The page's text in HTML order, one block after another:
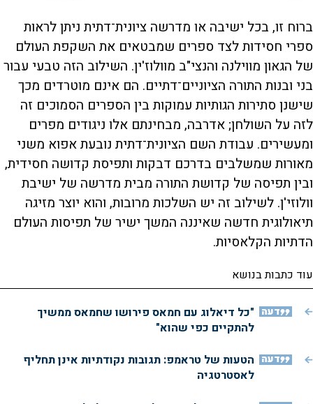
ברוח זו, בכל ישיבה או מדרשה ציונית־דתית ניתן לראות
ספרי חסידות לצד ספרים שמבטאים את השקפת העולם
של הגאון מווילנה והנצי"ב מוולוז'ין. השילוב הזה טבעי עבור
בני ובנות התורה הציוניים־דתיים. הם אינם מוטרדים מכך
שישנן סתירות הגותיות עמוקות בין הספרים הסמוכים זה
לזה על השולחן; אדרבה, מבחינתם אלו ניגודים מפרים
ומעשירים. עבודת השם הציונית־דתית נובעת אפוא משני
מאורות שמשלבים בדרכם דבקות ותפיסת קדושה חסידית,
ובין תפיסה של קדושת התורה מבית מדרשה של ישיבת
וולוזי'ן. לשילוב זה יש השלכות מרובות, והוא יוצר מזיגה
תיאולוגית חדשה שאיננה המשך ישיר של תפיסות העולם
הדתיות הקלאסיות.
עוד כתבות בנושא
דעה "כל דיאלוג עם חמאס פירושו שחמאס ממשיך
להתקיים כפי שהוא"
דעה הטעות של טראמפ: תגובות נקודתיות אינן תחליף
לאסטרטגיה